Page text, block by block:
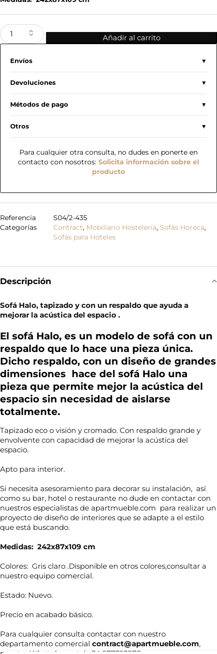
Añadir al carrito
Envíos
Devoluciones
Métodos de pago
Otros
Para cualquier otra consulta, no dudes en ponerte en
contacto con nosotros: Solicita información sobre el
producto
Referencia
S04/2-435
Categorías
Contract, Mobiliario Hostelería, Sofás Horeca,
Sofás para Hoteles
Descripción
Sofá Halo, tapizado y con un respaldo que ayuda a
mejorar la acústica del espacio .
El sofá Halo, es un modelo de sofá con un
respaldo que lo hace una pieza única.
Dicho respaldo, con un diseño de grandes
dimensiones hace del sofá Halo una
pieza que permite mejor la acústica del
espacio sin necesidad de aislarse
totalmente.
Tapizado eco o visión y cromado. Con respaldo grande y
envolvente con capacidad de mejorar la acústica del
espacio.
Apto para interior.
Si necesita asesoramiento para decorar su instalación, así
como su bar, hotel o restaurante no dude en contactar con
nuestros especialistas de apartmueble.com para realizar un
proyecto de diseño de interiores que se adapte a el estilo
que está buscando.
Medidas: 242x87x109 cm
Colores: Gris claro .Disponible en otros colores,consultar a
nuestro equipo comercial.
Estado: Nuevo.
Precio en acabado básico.
Para cualquier consulta contactar con nuestro
departamento comercial contract@apartmueble.com,
o
m
r
*
e
e
c
t
e
l
é